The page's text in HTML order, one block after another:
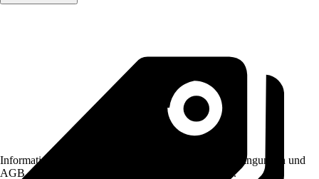
Informationen des Verkäufers, wie z. B. Rückgabebedingungen und
AGB, finden Sie bei Klick auf den Verkäufernamen.